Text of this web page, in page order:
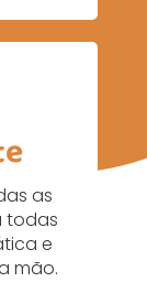
as
todas
e
mão.